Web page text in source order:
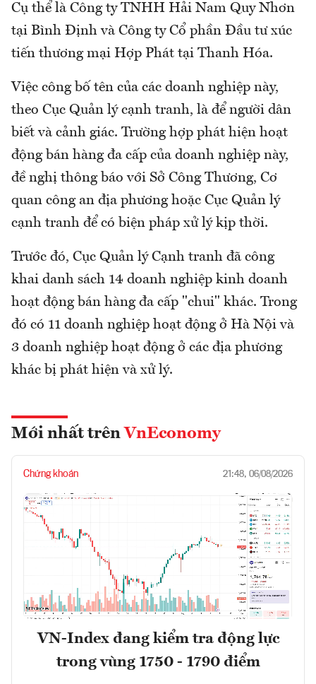
Cụ thể là Công ty TNHH Hải Nam Quy Nhơn
tại Bình Định và Công ty Cổ phần Đầu tư xúc
tiến thương mại Hợp Phát tại Thanh Hóa.
Việc công bố tên của các doanh nghiệp này,
theo Cục Quản lý cạnh tranh, là để người dân
biết và cảnh giác. Trường hợp phát hiện hoạt
động bán hàng đa cấp của doanh nghiệp này,
đề nghị thông báo với Sở Công Thương, Cơ
quan công an địa phương hoặc Cục Quản lý
cạnh tranh để có biện pháp xử lý kịp thời.
Trước đó, Cục Quản lý Cạnh tranh đã công
khai danh sách 14 doanh nghiệp kinh doanh
hoạt động bán hàng đa cấp "chui" khác. Trong
đó có 11 doanh nghiệp hoạt động ở Hà Nội và
3 doanh nghiệp hoạt động ở các địa phương
khác bị phát hiện và xử lý.
Mới nhất trên VnEconomy
Chứng khoán 21:48, 06/08/2026
VN-Index đang kiểm tra động lực
trong vùng 1750 - 1790 điểm